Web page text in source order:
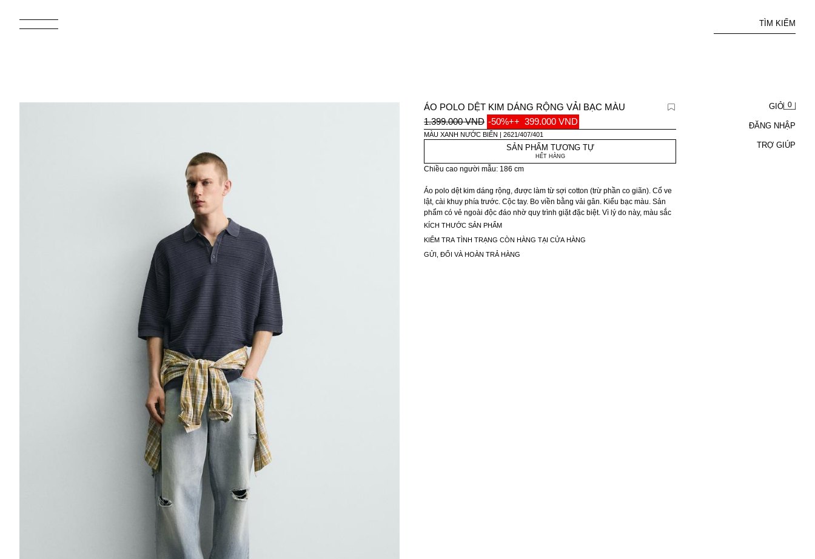
TÌM KIẾM
GIỎ 0
ĐĂNG NHẬP
TRỢ GIÚP
ÁO POLO DỆT KIM DÁNG RỘNG VẢI BẠC MÀU
1.399.000 VND -50%++ 399.000 VND
MÀU XANH NƯỚC BIỂN 2621/407/401
SẢN PHẨM TƯƠNG TỰ
HẾT HÀNG
Chiều cao người mẫu: 186 cm
Áo polo dệt kim dáng rộng, được làm từ sợi cotton (trừ phần co giãn). Cổ ve
lật, cài khuy phía trước. Cộc tay. Bo viền bằng vải gân. Kiểu bạc màu. Sản
phẩm có vẻ ngoài độc đáo nhờ quy trình giặt đặc biệt. Vì lý do này, màu sắc
có thể hơi khác so với ảnh.
KÍCH THƯỚC SẢN PHẨM
KIỂM TRA TÌNH TRẠNG CÒN HÀNG TẠI CỬA HÀNG
GỬI, ĐỔI VÀ HOÀN TRẢ HÀNG